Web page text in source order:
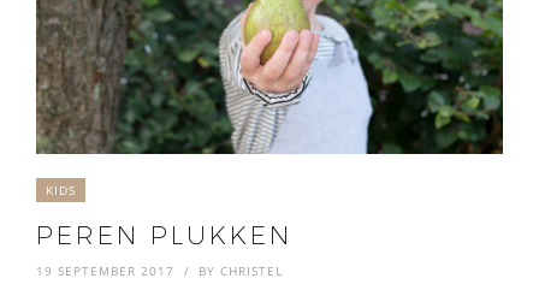
KIDS
PEREN PLUKKEN
19 SEPTEMBER 2017 BY CHRISTEL